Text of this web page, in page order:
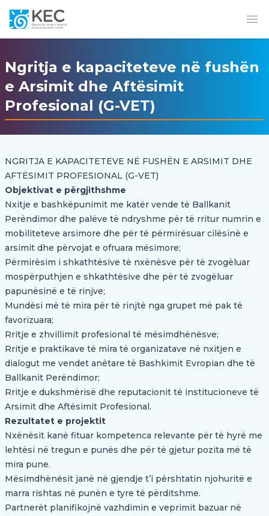
Ngritja e kapaciteteve në fushën
e Arsimit dhe Aftësimit
Profesional (G-VET)
NGRITJA E KAPACITETEVE NË FUSHËN E ARSIMIT DHE
AFTËSIMIT PROFESIONAL (G-VET)
Objektivat e përgjithshme
Nxitje e bashkëpunimit me katër vende të Ballkanit
Perëndimor dhe palëve të ndryshme për të rritur numrin e
mobiliteteve arsimore dhe për të përmirësuar cilësinë e
arsimit dhe përvojat e ofruara mësimore;
Përmirësim i shkathtësive të nxënësve për të zvogëluar
mospërputhjen e shkathtësive dhe për të zvogëluar
papunësinë e të rinjve;
Mundësi më të mira për të rinjtë nga grupet më pak të
favorizuara;
Rritje e zhvillimit profesional të mësimdhënësve;
Rritje e praktikave të mira të organizatave në nxitjen e
dialogut me vendet anëtare të Bashkimit Evropian dhe të
Ballkanit Perëndimor;
Rritje e dukshmërisë dhe reputacionit të institucioneve të
Arsimit dhe Aftësimit Profesional.
Rezultatet e projektit
Nxënësit kanë fituar kompetenca relevante për të hyrë me
lehtësi në tregun e punës dhe për të gjetur pozita më të
mira pune.
Mësimdhënësit janë në gjendje t’i përshtatin njohuritë e
marra rishtas në punën e tyre të përditshme.
Partnerët planifikojnë vazhdimin e veprimit bazuar në